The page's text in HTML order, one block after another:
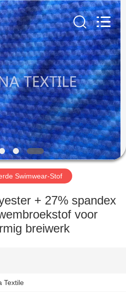
Swimwear-Stof
+ 27% spandex
voor
breiwerk
Textile